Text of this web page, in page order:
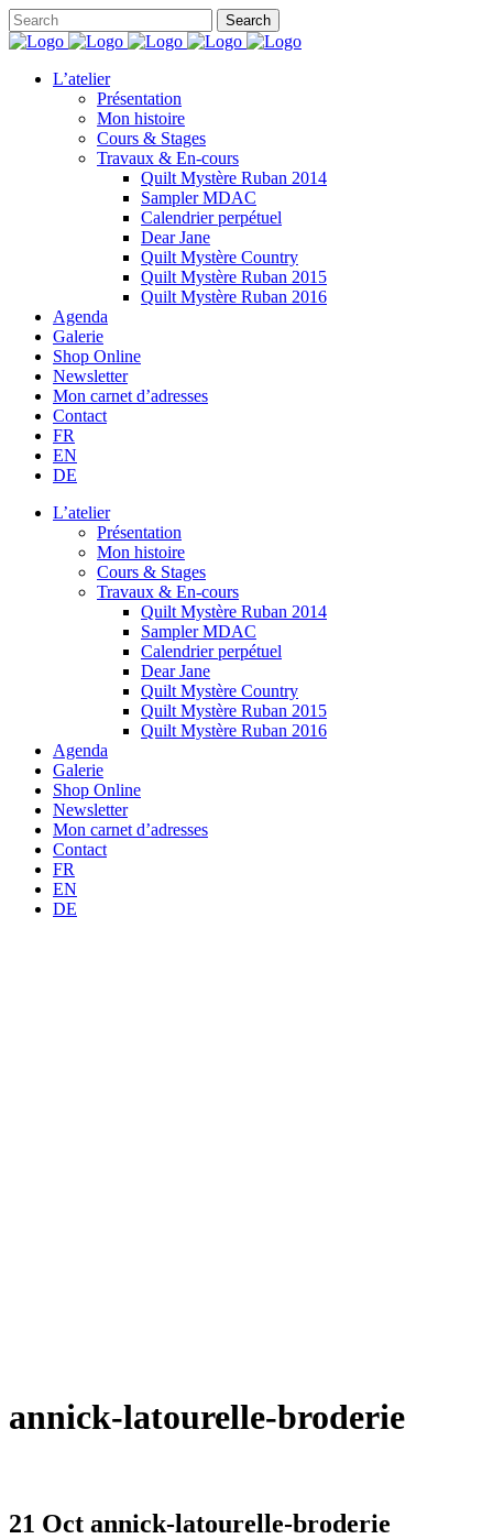
L’atelier
Présentation
Mon histoire
Cours & Stages
Travaux & En-cours
Quilt Mystère Ruban 2014
Sampler MDAC
Calendrier perpétuel
Dear Jane
Quilt Mystère Country
Quilt Mystère Ruban 2015
Quilt Mystère Ruban 2016
Agenda
Galerie
Shop Online
Newsletter
Mon carnet d’adresses
Contact
FR
EN
DE
L’atelier
Présentation
Mon histoire
Cours & Stages
Travaux & En-cours
Quilt Mystère Ruban 2014
Sampler MDAC
Calendrier perpétuel
Dear Jane
Quilt Mystère Country
Quilt Mystère Ruban 2015
Quilt Mystère Ruban 2016
Agenda
Galerie
Shop Online
Newsletter
Mon carnet d’adresses
Contact
FR
EN
DE
annick-latourelle-broderie
21 Oct annick-latourelle-broderie